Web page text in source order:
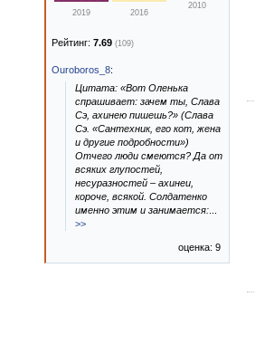
2019 2016
2010
Рейтинг: 7.69 (109)
Ouroboros_8:
Цитата: «Вот Оленька
спрашивает: зачем ты, Слава
Сэ, ахинею пишешь?» (Слава
Сэ. «Сантехник, его кот, жена
и другие подробности»)
Отчего люди смеются? Да от
всяких глупостей,
несуразностей – ахинеи,
короче, всякой. Солдатенко
именно этим и занимается:
>>
оценка: 9